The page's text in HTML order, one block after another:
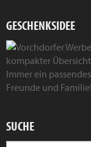
GESCHENKSIDEE
Immer ein
Freunde und
SUCHE